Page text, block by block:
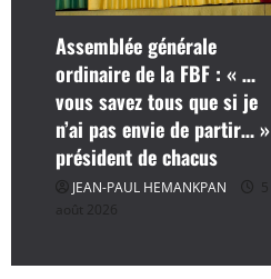
Assemblée générale
ordinaire de la FBF : « …
vous savez tous que si je
n’ai pas envie de partir… »
président de chacus
JEAN-PAUL HEMANKPAN
5
août 2026